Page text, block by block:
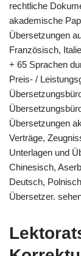
rechtliche
akademische
Übersetzungen
Französisch,
+ 65 Sprachen
Preis- /
Übersetzungen
Verträge,
Unterlagen und
Chinesisch,
Deutsch,
Übersetzer.